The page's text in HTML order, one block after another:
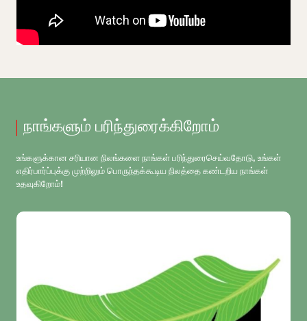
நாங்களும் பரிந்துரைக்கிறோம்
உங்களுக்கான சரியான நிலங்களை நாங்கள் பரிந்துரைசெய்வதோடு, உங்கள்
எதிர்பார்ப்புக்கு முற்றிலும் பொருந்தக்கூடிய நிலத்தை கண்டறிய நாங்கள்
உதவுகிறோம்!